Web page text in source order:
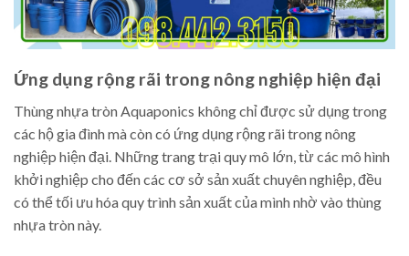
Ứng dụng rộng rãi trong nông nghiệp hiện đại
Thùng nhựa tròn Aquaponics không chỉ được sử dụng trong
các hộ gia đình mà còn có ứng dụng rộng rãi trong nông
nghiệp hiện đại. Những trang trại quy mô lớn, từ các mô hình
khởi nghiệp cho đến các cơ sở sản xuất chuyên nghiệp, đều
có thể tối ưu hóa quy trình sản xuất của mình nhờ vào thùng
nhựa tròn này.